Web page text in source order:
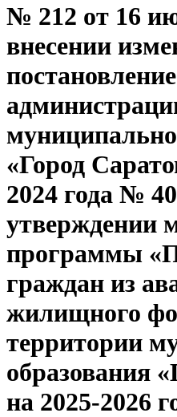
№ 212 от 16
внесении
постановление
«Город
2024 года №
утверждении
программы
граждан из
жилищного
территории
образования
на 2025-2026